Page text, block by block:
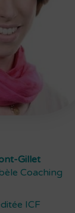
Gillet
Coaching
ICF